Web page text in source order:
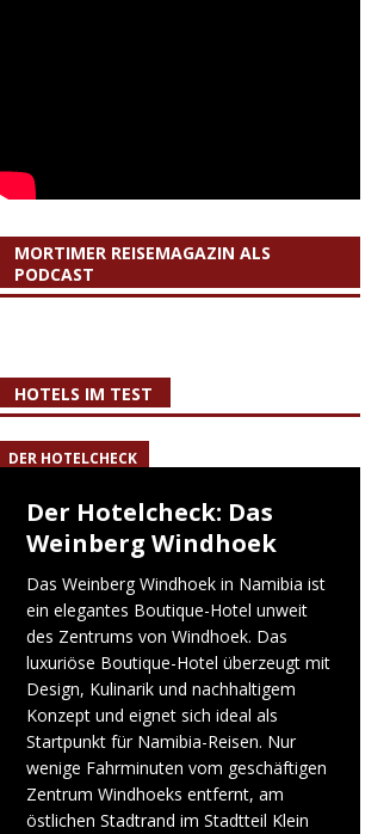
MORTIMER REISEMAGAZIN ALS
PODCAST
HOTELS IM TEST
DER HOTELCHECK
Der Hotelcheck: Das
Weinberg Windhoek
Das Weinberg Windhoek in Namibia ist
ein elegantes Boutique-Hotel unweit
des Zentrums von Windhoek. Das
luxuriöse Boutique-Hotel überzeugt mit
Design, Kulinarik und nachhaltigem
Konzept und eignet sich ideal als
Startpunkt für Namibia-Reisen. Nur
wenige Fahrminuten vom geschäftigen
Zentrum Windhoeks entfernt, am
östlichen Stadtrand im Stadtteil Klein